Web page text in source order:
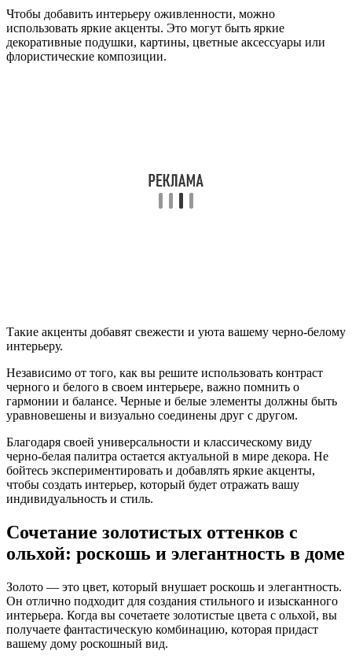
Чтобы добавить интерьеру оживленности, можно
использовать яркие акценты. Это могут быть яркие
декоративные подушки, картины, цветные аксессуары или
флористические композиции.
Такие акценты добавят свежести и уюта вашему черно-белому
интерьеру.
Независимо от того, как вы решите использовать контраст
черного и белого в своем интерьере, важно помнить о
гармонии и балансе. Черные и белые элементы должны быть
уравновешены и визуально соединены друг с другом.
Благодаря своей универсальности и классическому виду
черно-белая палитра остается актуальной в мире декора. Не
бойтесь экспериментировать и добавлять яркие акценты,
чтобы создать интерьер, который будет отражать вашу
индивидуальность и стиль.
Сочетание золотистых оттенков с
ольхой: роскошь и элегантность в доме
Золото — это цвет, который внушает роскошь и элегантность.
Он отлично подходит для создания стильного и изысканного
интерьера. Когда вы сочетаете золотистые цвета с ольхой, вы
получаете фантастическую комбинацию, которая придаст
вашему дому роскошный вид.